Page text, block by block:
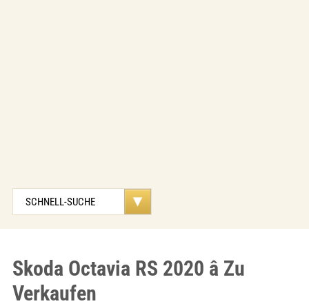
Skoda Octavia RS 2020 â Zu
Verkaufen